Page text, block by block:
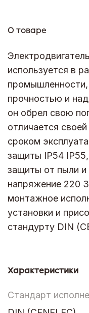
О товаре
используется в
прочностью и
он обрел свою
отличается
сроком
защиты IP54
защиты от пыли и
напряжение 220
монтажное
установки и
стандурту DIN
Характеристики
Стандарт